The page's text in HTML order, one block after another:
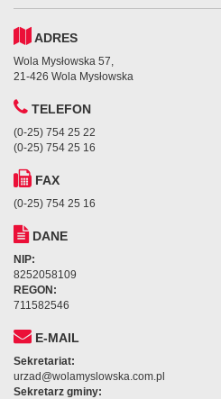
ADRES
Wola Mysłowska 57,
21-426 Wola Mysłowska
TELEFON
(0-25) 754 25 22
(0-25) 754 25 16
FAX
(0-25) 754 25 16
DANE
NIP:
8252058109
REGON:
711582546
E-MAIL
Sekretariat:
urzad@wolamyslowska.com.pl
Sekretarz gminy: